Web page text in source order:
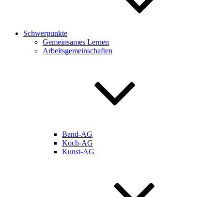
Schwerpunkte
Gemeinsames Lernen
Arbeitsgemeinschaften
Band-AG
Koch-AG
Kunst-AG